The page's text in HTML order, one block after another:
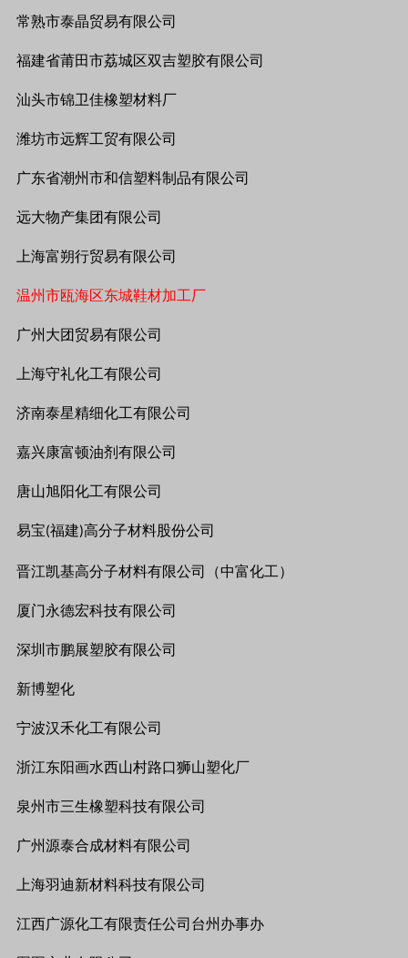
常熟市泰晶贸易有限公司
福建省莆田市荔城区双吉塑胶有限公司
汕头市锦卫佳橡塑材料厂
潍坊市远辉工贸有限公司
广东省潮州市和信塑料制品有限公司
远大物产集团有限公司
上海富朔行贸易有限公司
温州市瓯海区东城鞋材加工厂
广州大团贸易有限公司
上海守礼化工有限公司
济南泰星精细化工有限公司
嘉兴康富顿油剂有限公司
唐山旭阳化工有限公司
易宝(福建)高分子材料股份公司
晋江凯基高分子材料有限公司（中富化工）
厦门永德宏科技有限公司
深圳市鹏展塑胶有限公司
新博塑化
宁波汉禾化工有限公司
浙江东阳画水西山村路口狮山塑化厂
泉州市三生橡塑科技有限公司
广州源泰合成材料有限公司
上海羽迪新材料科技有限公司
江西广源化工有限责任公司台州办事办